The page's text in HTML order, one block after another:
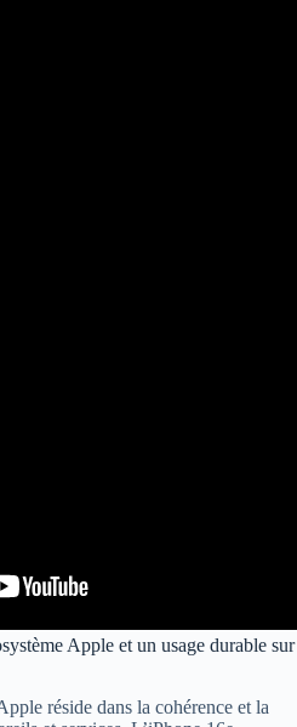
Apple et un usage durable sur
réside dans la cohérence et la